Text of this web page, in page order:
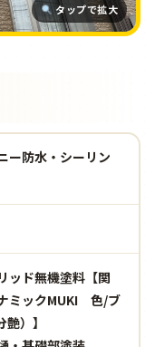
タップで拡大
ー防水・シーリン
ッド無機塗料【関
ミックMUKI 色/ブ
）】